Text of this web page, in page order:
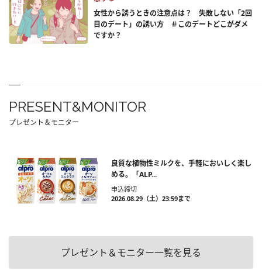
女性から誘うときの注意点は？ 失敗しない「2回
目のデート」の誘い方 ＃このデートどこがダメ
ですか？
PRESENT&MONITOR
プレゼント＆モニター
良質な植物性ミルクを、手軽においしく楽し
める。「ALP...
申込締切
2026.08.29（土）23:59まで
プレゼント＆モニター一覧を見る